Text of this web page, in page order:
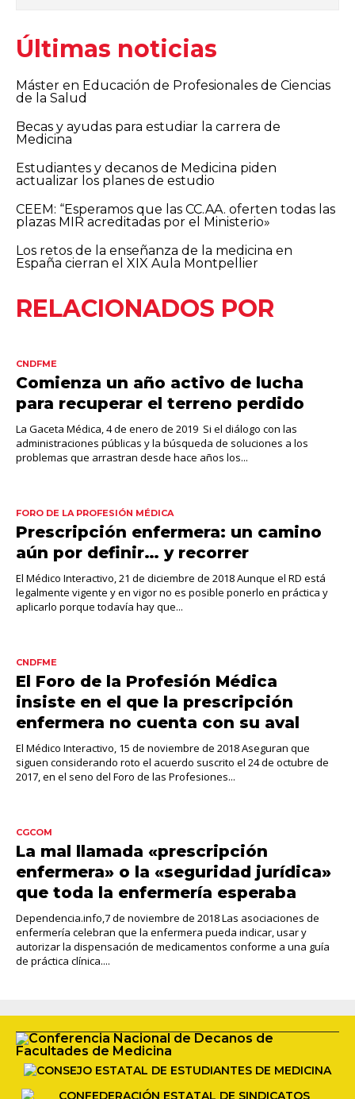
Últimas noticias
Máster en Educación de Profesionales de Ciencias
de la Salud
Becas y ayudas para estudiar la carrera de
Medicina
Estudiantes y decanos de Medicina piden
actualizar los planes de estudio
CEEM: “Esperamos que las CC.AA. oferten todas las
plazas MIR acreditadas por el Ministerio»
Los retos de la enseñanza de la medicina en
España cierran el XIX Aula Montpellier
RELACIONADOS POR
CNDFME
Comienza un año activo de lucha
para recuperar el terreno perdido
La Gaceta Médica, 4 de enero de 2019 Si el diálogo con las
administraciones públicas y la búsqueda de soluciones a los
problemas que arrastran desde hace años los...
FORO DE LA PROFESIÓN MÉDICA
Prescripción enfermera: un camino
aún por definir… y recorrer
El Médico Interactivo, 21 de diciembre de 2018 Aunque el RD está
legalmente vigente y en vigor no es posible ponerlo en práctica y
aplicarlo porque todavía hay que...
CNDFME
El Foro de la Profesión Médica
insiste en el que la prescripción
enfermera no cuenta con su aval
El Médico Interactivo, 15 de noviembre de 2018 Aseguran que
siguen considerando roto el acuerdo suscrito el 24 de octubre de
2017, en el seno del Foro de las Profesiones...
CGCOM
La mal llamada «prescripción
enfermera» o la «seguridad jurídica»
que toda la enfermería esperaba
Dependencia.info,7 de noviembre de 2018 Las asociaciones de
enfermería celebran que la enfermera pueda indicar, usar y
autorizar la dispensación de medicamentos conforme a una guía
de práctica clínica....